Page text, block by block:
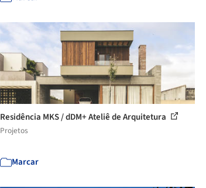
Residência MKS / dDM+ Ateliê de Arquitetura
Projetos
Marcar